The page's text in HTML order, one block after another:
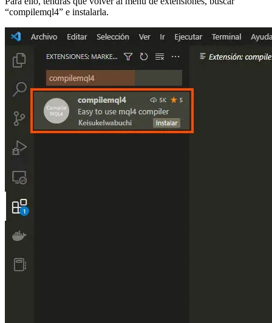
“compilemql4” e instalarla.